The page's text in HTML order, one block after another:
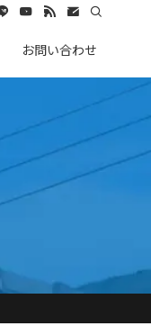
お問い合わせ